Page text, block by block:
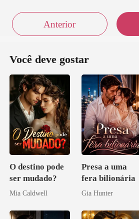
Anterior
Você deve gostar
O destino pode
ser mudado?
Mia Caldwell
Presa a uma
fera bilionária
Gia Hunter